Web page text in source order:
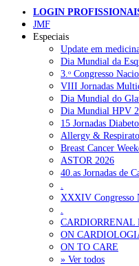
NOTÍCIAS RECENTES
Ordem dos Médicos
atualização de dados dos
Programa Voltar a Casa
com Orçamento de 2027
Ministério prepara
baixo risco por
Presidente da República
médicos por trabalho
Quase 11.900 jovens
nutricionista no primeiro
LOGIN
JMF
Especiais
Update em
Dia Mundial da
3.ᵒ Congresso
VIII Jornadas
Dia Mundial do
Dia Mundial HPV
15 Jornadas
Allergy &
Breast Cancer
ASTOR 2026
40.as Jornadas de
.
XXXIV Congresso
.
CARDIORRENAL
ON
ON TO CARE
» Ver todos